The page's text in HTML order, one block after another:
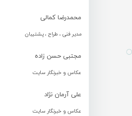
محمدرضا کمالی
مدیر فنی ، طراح ، پشتیبان
مجتبی حسن زاده
عکاس و خبرنگار سایت
علی آرمان نژاد
عکاس و خبرنگار سایت